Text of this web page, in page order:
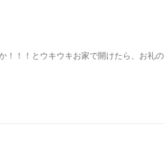
！！！とウキウキお家で開けたら、お礼